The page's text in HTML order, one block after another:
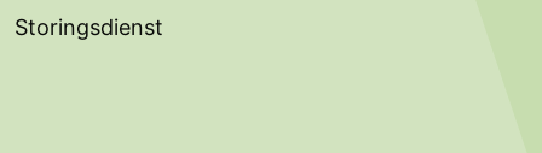
Storingsdienst